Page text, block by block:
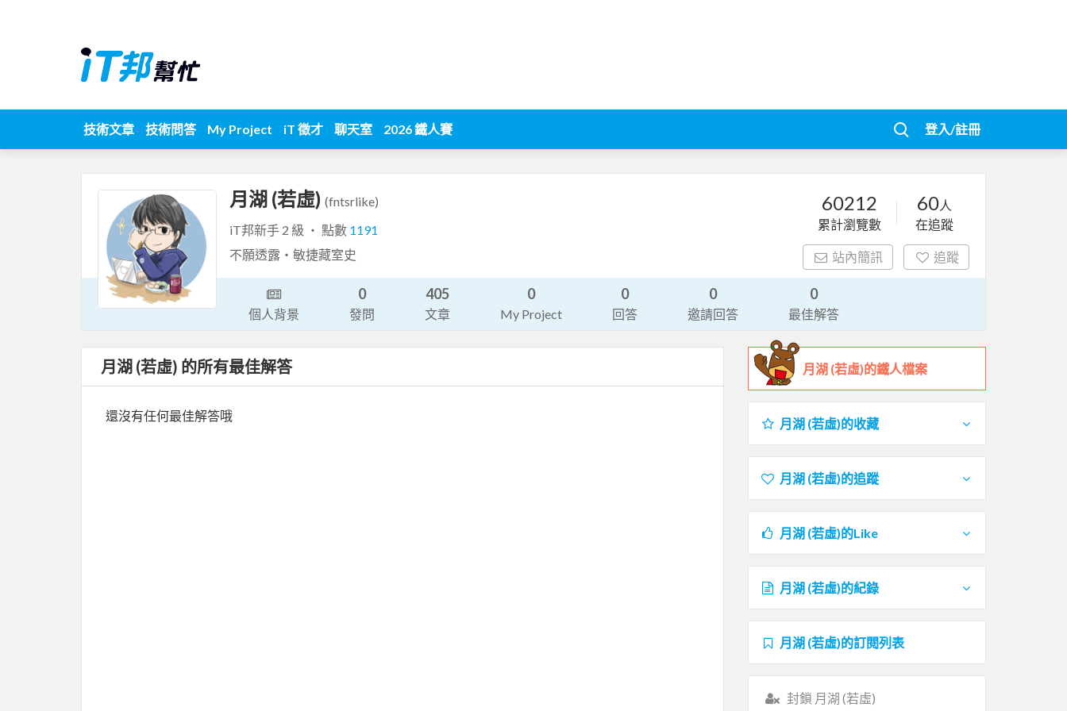
技術文章 技術問答 My Project iT 徵才 聊天室 2026 鐵人賽 登入/註冊
月湖 (若虛) (fntsrlike)
iT邦新手 2 級 ‧ 點數 1191
不願透露・敏捷藏室史
60212
累計瀏覽數
60人
在追蹤
站內簡訊 追蹤
個人背景
0
發問
405
文章
0
My Project
0
回答
0
邀請回答
0
最佳解答
月湖 (若虛) 的所有最佳解答
還沒有任何最佳解答哦
月湖 (若虛)的鐵人檔案
月湖 (若虛)的收藏
月湖 (若虛)的追蹤
月湖 (若虛)的Like
月湖 (若虛)的紀錄
月湖 (若虛)的訂閱列表
封鎖 月湖 (若虛)